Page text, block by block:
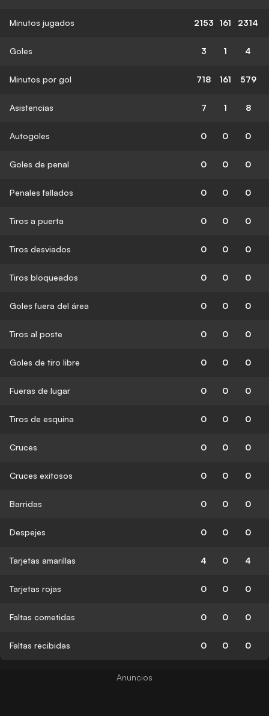
Minutos jugados 2153 161 2314
Goles 3 1 4
Minutos por gol 718 161 579
Asistencias 7 1 8
Autogoles 0 0 0
Goles de penal 0 0 0
Penales fallados 0 0 0
Tiros a puerta 0 0 0
Tiros desviados 0 0 0
Tiros bloqueados 0 0 0
Goles fuera del área 0 0 0
Tiros al poste 0 0 0
Goles de tiro libre 0 0 0
Fueras de lugar 0 0 0
Tiros de esquina 0 0 0
Cruces 0 0 0
Cruces exitosos 0 0 0
Barridas 0 0 0
Despejes 0 0 0
Tarjetas amarillas 4 0 4
Tarjetas rojas 0 0 0
Faltas cometidas 0 0 0
Faltas recibidas 0 0 0